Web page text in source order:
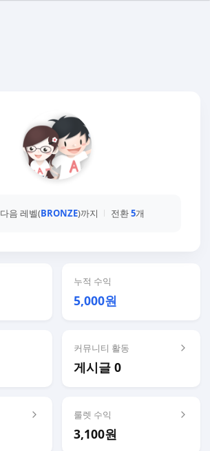
다음 레벨(BRONZE)까지 전환5개
누적 수익
5,000원
커뮤니티 활동
게시글 0
룰렛 수익
3,100원